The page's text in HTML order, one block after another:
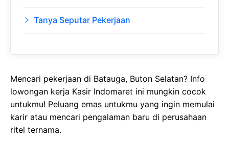
Tanya Seputar Pekerjaan
Mencari pekerjaan di Batauga, Buton Selatan? Info
lowongan kerja Kasir Indomaret ini mungkin cocok
untukmu! Peluang emas untukmu yang ingin memulai
karir atau mencari pengalaman baru di perusahaan
ritel ternama.